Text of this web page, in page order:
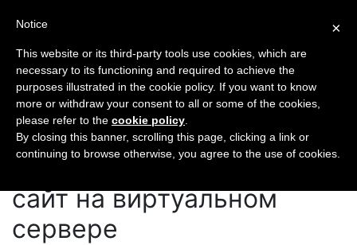
Главная
Блог
Как создать Wordpress-сайт на виртуальном
сервере
Как создать Wordpress-
сайт на виртуальном
сервере
×
Notice
This website or its third-party tools use cookies, which are
necessary to its functioning and required to achieve the
purposes illustrated in the cookie policy. If you want to know
more or withdraw your consent to all or some of the cookies,
please refer to the cookie policy
By closing this banner, scrolling this page, clicking a link or
continuing to browse otherwise, you agree to the use of cookies.